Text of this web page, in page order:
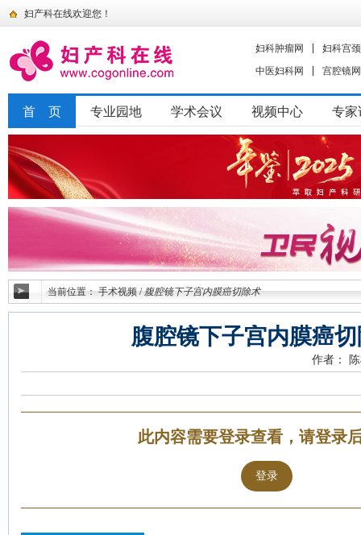
妇产科在线欢迎您！
妇科肿瘤网
妇科宫
中医妇科网
宫腔镜网
首 页 专业园地 学术会议 视频中心 专家
当前位置：手术视频 / 腹腔镜下子宫内膜癌切除术
腹腔镜下子宫内膜癌
作者：
此内容需要登录查看，请登录
登录